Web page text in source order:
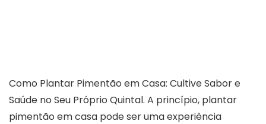
Como Plantar Pimentão em Casa: Cultive Sabor e
Saúde no Seu Próprio Quintal. A princípio, plantar
pimentão em casa pode ser uma experiência